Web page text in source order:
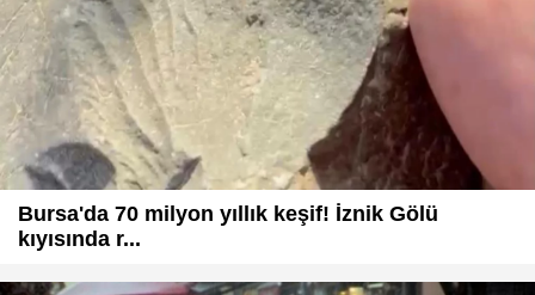
Bursa'da 70 milyon yıllık keşif! İznik Gölü
kıyısında r...